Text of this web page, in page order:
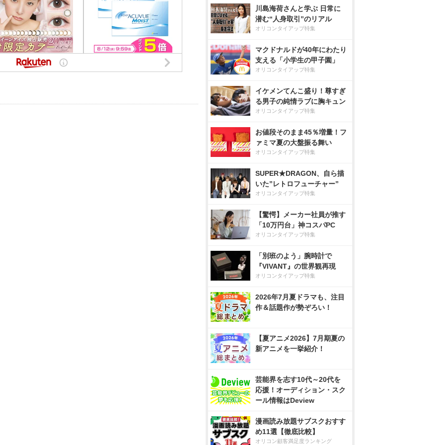
川島海荷さんと学ぶ 日常に
潜む“人身取引”のリアル
オリコンタイアップ特集
マクドナルドが40年にわたり
支える「小学生の甲子園」
オリコンタイアップ特集
イケメンてんこ盛り！尊すぎ
る男子の純情ラブに胸キュン
オリコンタイアップ特集
お値段そのまま45％増量！フ
ァミマ夏の大盤振る舞い
オリコンタイアップ特集
SUPER★DRAGON、自ら描
いた”レトロフューチャー”
オリコンタイアップ特集
【驚愕】メーカー社員が推す
「10万円台」神コスパPC
オリコンタイアップ特集
「別班のよう」腕時計で
『VIVANT』の世界観再現
オリコンタイアップ特集
2026年7月夏ドラマも、注目
作＆話題作が勢ぞろい！
【夏アニメ2026】7月期夏の
新アニメを一挙紹介！
芸能界を志す10代～20代を
応援！オーディション・スク
ール情報はDeview
漫画読み放題サブスクおすす
め11選【徹底比較】
オリコン顧客満足度ランキング